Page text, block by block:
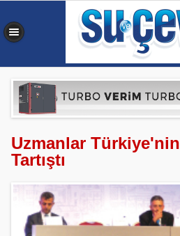
Uzmanlar Türkiye'nin
Tartıştı
0,348 sn